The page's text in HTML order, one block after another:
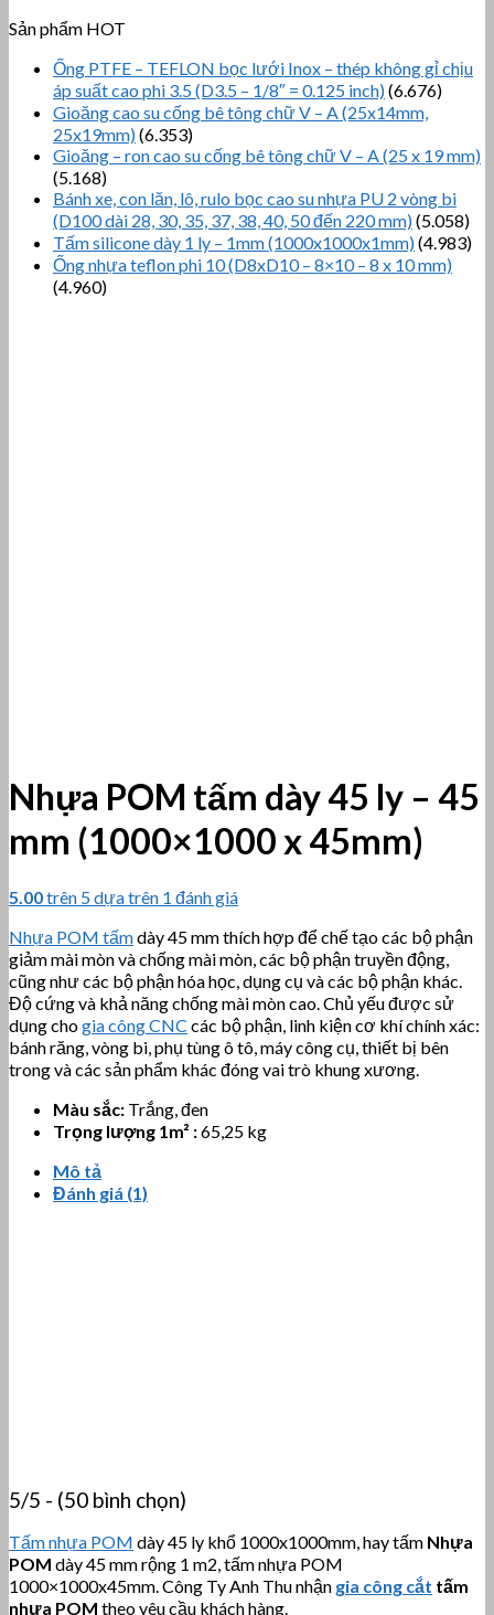
Sản phẩm HOT
Ống PTFE – TEFLON bọc lưới Inox – thép không gỉ chịu
áp suất cao phi 3.5 (D3.5 – 1/8″ = 0.125 inch)(6.676)
Gioăng cao su cống bê tông chữ V – A (25x14mm,
25x19mm)(6.353)
Gioăng – ron cao su cống bê tông chữ V – A (25 x 19 mm)
(5.168)
Bánh xe, con lăn, lô, rulo bọc cao su nhựa PU 2 vòng bi
(D100 dài 28, 30, 35, 37, 38, 40, 50 đến 220 mm)(5.058)
Tấm silicone dày 1 ly – 1mm (1000x1000x1mm)(4.983)
Ống nhựa teflon phi 10 (D8xD10 – 8×10 – 8 x 10 mm)
(4.960)
Nhựa POM tấm dày 45 ly – 45
mm (1000×1000 x 45mm)
5.00trên 5 dựa trên 1 đánh giá
Nhựa POM tấmdày 45 mm thích hợp để chế tạo các bộ phận
giảm mài mòn và chống mài mòn, các bộ phận truyền động,
cũng như các bộ phận hóa học, dụng cụ và các bộ phận khác.
Độ cứng và khả năng chống mài mòn cao. Chủ yếu được sử
dụng chogia công CNC các bộ phận, linh kiện cơ khí chính xác:
bánh răng, vòng bi, phụ tùng ô tô, máy công cụ, thiết bị bên
trong và các sản phẩm khác đóng vai trò khung xương.
Màu sắc: Trắng, đen
Trọng lượng 1m² :65,25 kg
Mô tả
Đánh giá (1)
5/5 - (50 bình chọn)
Tấm nhựa POM dày 45 ly khổ 1000x1000mm, hay tấm Nhựa
POM dày 45 mm rộng 1 m2, tấm nhựa POM
1000×1000x45mm. Công Ty Anh Thu nhận gia công cắt tấm
nhựa POM theo yêu cầu khách hàng.